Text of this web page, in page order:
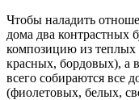
Чтобы наладить
дома два контрастных
композицию из теплых
красных, бордовых), а
всего собираются все
(фиолетовых, белых,